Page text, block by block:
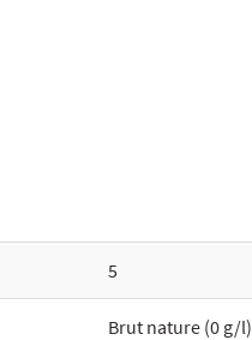
5
Brut nature (0 g/l)